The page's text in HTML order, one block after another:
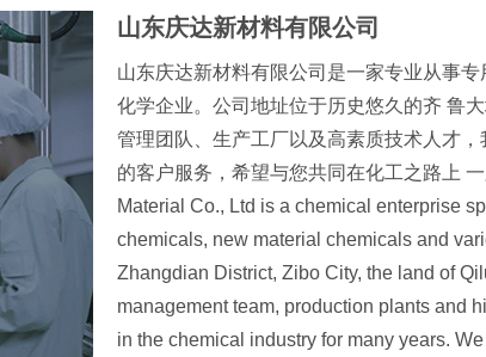
山东庆达新材料有限公司
山东庆达新材料有限公司是一家专业从事
化学企业。公司地址位于历史悠久的齐 鲁
管理团队、生产工厂以及高素质技术人才
的客户服务，希望与您共同在化工之路上
Material Co., Ltd is a chemical enterprise
chemicals, new material chemicals and
Zhangdian District, Zibo City, the land of
management team, production plants and
in the chemical industry for many years.